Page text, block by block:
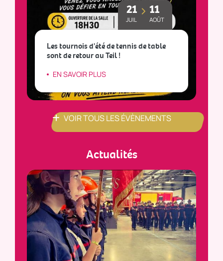
21
JUIL
11
AOÛT
Les tournois d'été de tennis de table
sont de retour au Teil !
EN SAVOIR PLUS
VOIR TOUS LES ÉVÈNEMENTS
Actualités